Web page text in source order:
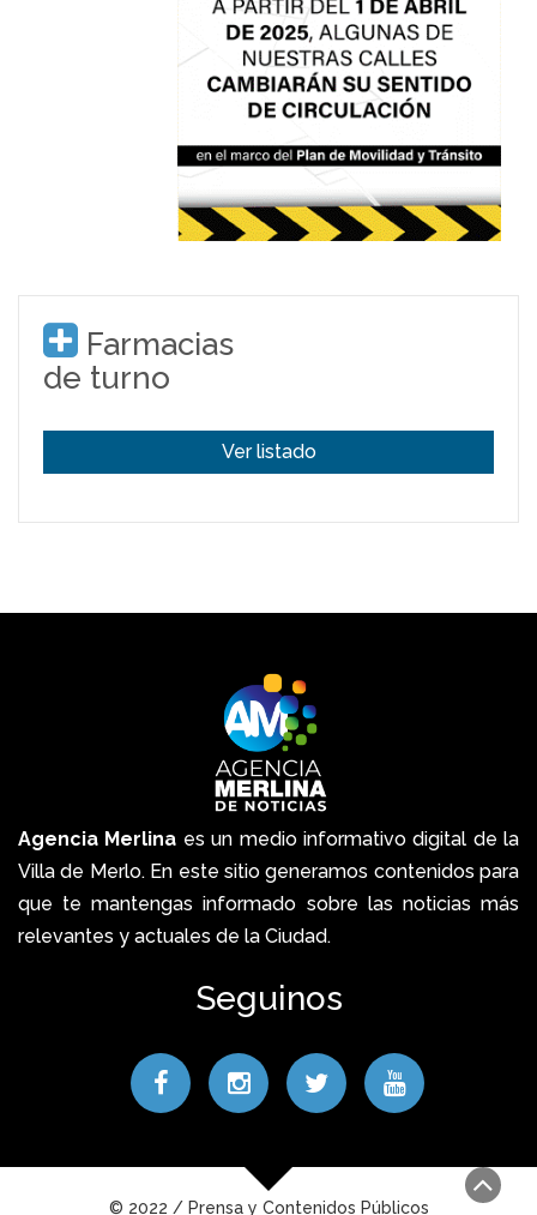
Farmacias
de turno
Ver listado
Agencia Merlina es un medio informativo digital de la
Villa de Merlo. En este sitio generamos contenidos para
que te mantengas informado sobre las noticias más
relevantes y actuales de la Ciudad.
Seguinos
© 2022 / Prensa y Contenidos Públicos